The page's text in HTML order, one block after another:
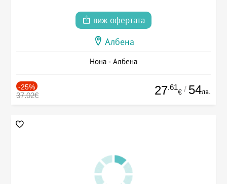
виж офертата
Албена
Нона - Албена
-25%
37.02€ 27.61
€ / 54лв.